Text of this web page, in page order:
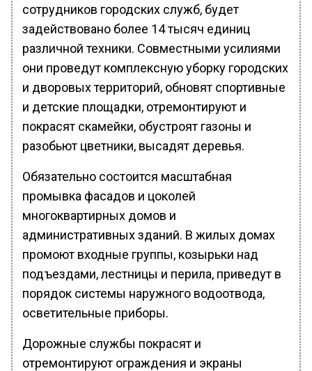
сотрудников городских служб, будет
задействовано более 14 тысяч единиц
различной техники. Совместными усилиями
они проведут комплексную уборку городских
и дворовых территорий, обновят спортивные
и детские площадки, отремонтируют и
покрасят скамейки, обустроят газоны и
разобьют цветники, высадят деревья.
Обязательно состоится масштабная
промывка фасадов и цоколей
многоквартирных домов и
административных зданий. В жилых домах
промоют входные группы, козырьки над
подъездами, лестницы и перила, приведут в
порядок системы наружного водоотвода,
осветительные приборы.
Дорожные службы покрасят и
отремонтируют ограждения и экраны